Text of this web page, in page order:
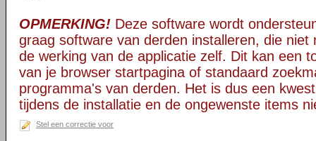
OPMERKING! Deze software wordt
graag software van derden installeren, die niet
de werking van de applicatie zelf. Dit kan een
van je browser startpagina of standaard
programma's van derden. Het is dus een
tijdens de installatie en de ongewenste items
Stel een correctie voor